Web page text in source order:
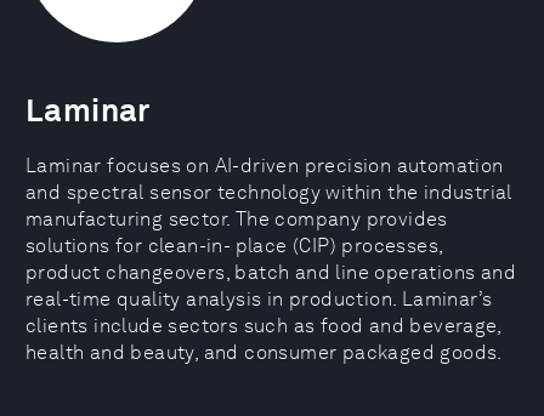
Laminar
Laminar focuses on AI-driven precision automation
and spectral sensor technology within the industrial
manufacturing sector. The company provides
solutions for clean-in- place (CIP) processes,
product changeovers, batch and line operations and
real-time quality analysis in production. Laminar’s
clients include sectors such as food and beverage,
health and beauty, and consumer packaged goods.